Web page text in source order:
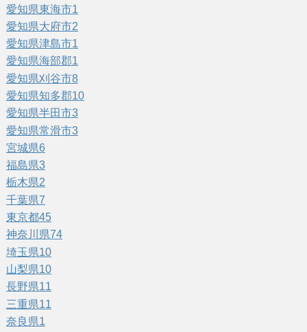
愛知県東海市1
愛知県大府市2
愛知県津島市1
愛知県海部郡1
愛知県刈谷市8
愛知県知多郡10
愛知県半田市3
愛知県常滑市3
宮城県6
福島県3
栃木県2
千葉県7
東京都45
神奈川県74
埼玉県10
山梨県10
長野県11
三重県11
奈良県1